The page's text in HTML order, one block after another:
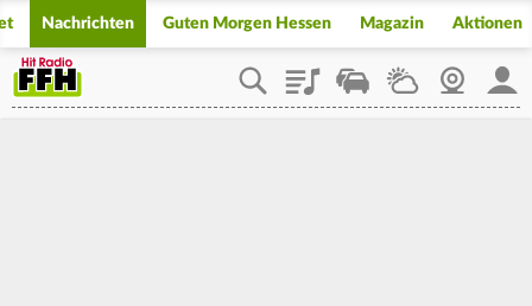
Nachrichten Guten Morgen Hessen Magazin Aktionen
PlaylistStaupilotWetterWebcam